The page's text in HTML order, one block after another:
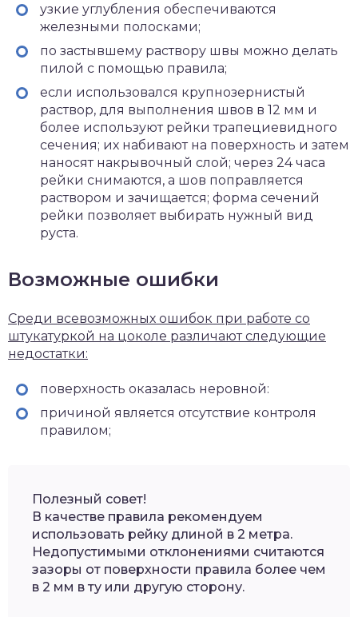
узкие углубления обеспечиваются
железными полосками;
по застывшему раствору швы можно делать
пилой с помощью правила;
если использовался крупнозернистый
раствор, для выполнения швов в 12 мм и
более используют рейки трапециевидного
сечения; их набивают на поверхность и затем
наносят накрывочный слой; через 24 часа
рейки снимаются, а шов поправляется
раствором и зачищается; форма сечений
рейки позволяет выбирать нужный вид
руста.
Возможные ошибки
Среди всевозможных ошибок при работе со
штукатуркой на цоколе различают следующие
недостатки:
поверхность оказалась неровной:
причиной является отсутствие контроля
правилом;
Полезный совет!
В качестве правила рекомендуем
использовать рейку длиной в 2 метра.
Недопустимыми отклонениями считаются
зазоры от поверхности правила более чем
в 2 мм в ту или другую сторону.